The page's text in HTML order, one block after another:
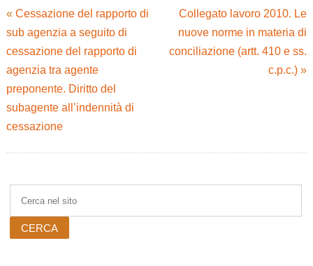
« Cessazione del rapporto di
sub agenzia a seguito di
cessazione del rapporto di
agenzia tra agente
preponente. Diritto del
subagente all’indennità di
cessazione
Collegato lavoro 2010. Le
nuove norme in materia di
conciliazione (artt. 410 e ss.
c.p.c.) »